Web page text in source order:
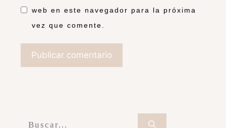
web en este navegador para la próxima
vez que comente.